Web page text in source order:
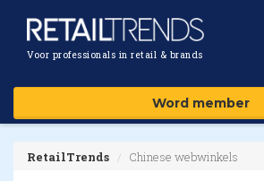
Voor professionals in retail & brands
Word member
RetailTrends Chinese webwinkels